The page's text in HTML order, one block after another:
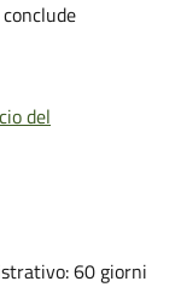
del
60 giorni